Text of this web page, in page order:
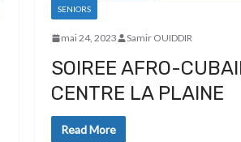
SENIORS
mai 24, 2023 Samir OUIDDIR
SOIREE AFRO-
CENTRE LA PLAINE
Read More